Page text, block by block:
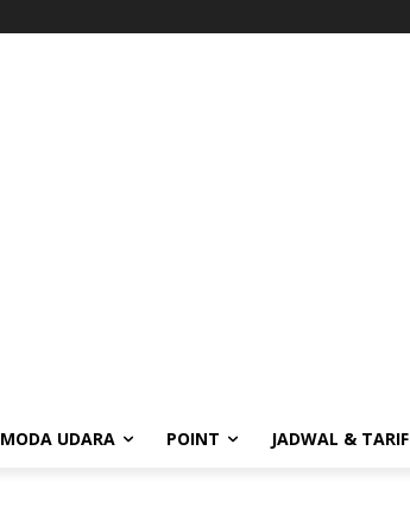
MODA UDARA POINT JADWAL & TARIF